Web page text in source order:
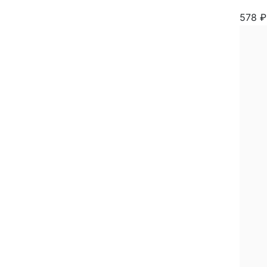
578 ₽